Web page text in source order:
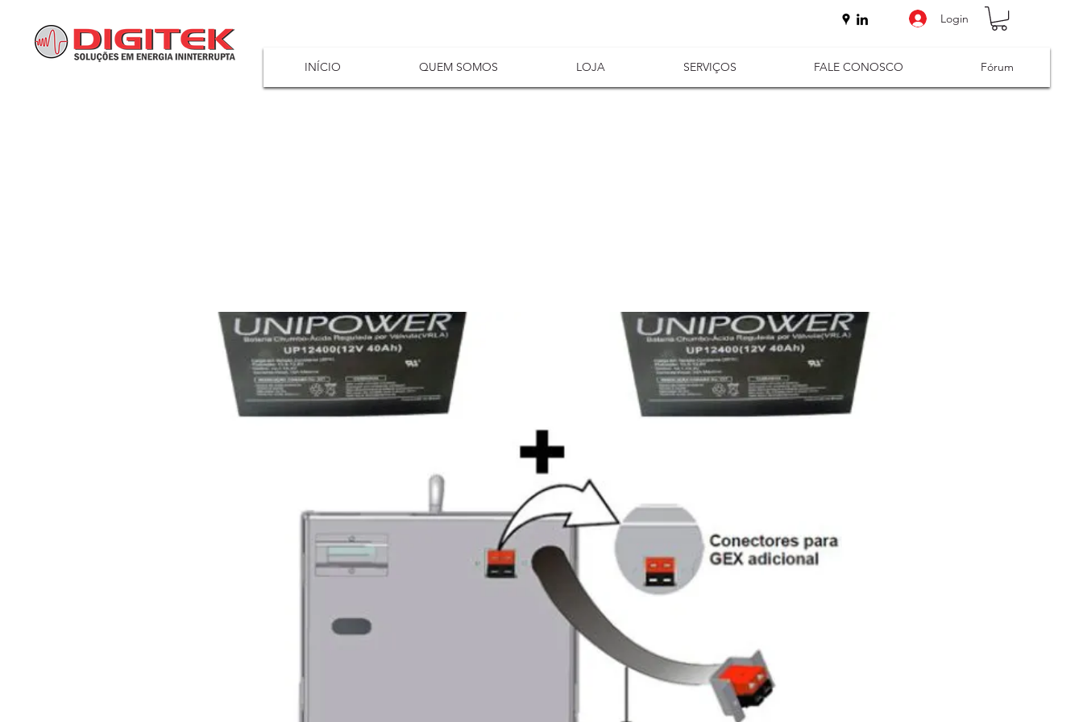
Login
INÍCIO QUEM SOMOS LOJA SERVIÇOS FALE CONOSCO Fórum